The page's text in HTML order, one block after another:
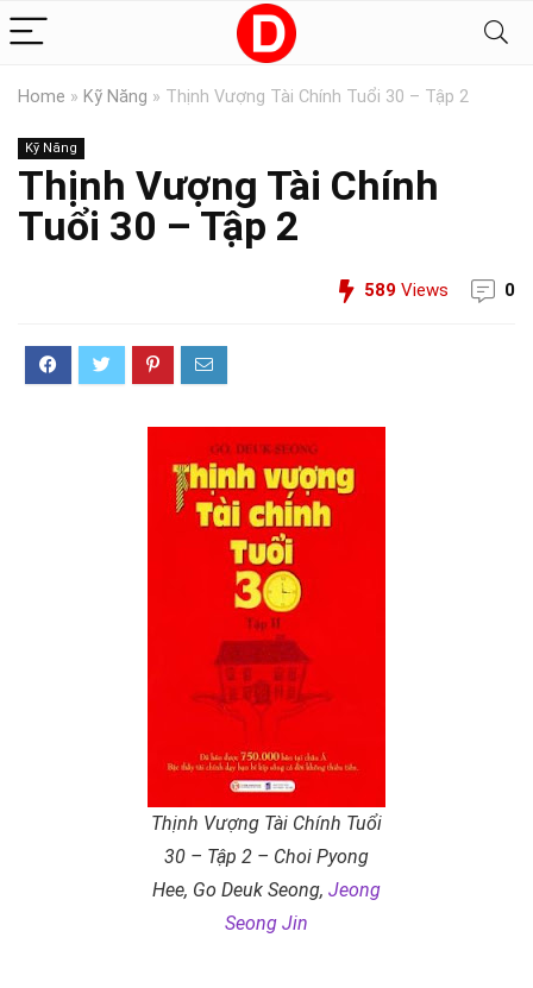
Home » Kỹ Năng » Thịnh Vượng Tài Chính Tuổi 30 – Tập 2
Kỹ Năng
Thịnh Vượng Tài Chính
Tuổi 30 – Tập 2
589 Views 0
Thịnh Vượng Tài Chính Tuổi
30 – Tập 2 – Choi Pyong
Hee, Go Deuk Seong, Jeong
Seong Jin